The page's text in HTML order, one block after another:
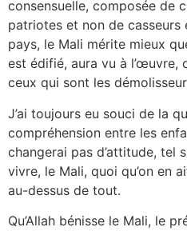
consensuelle, composée de
patriotes et non de casseurs
pays, le Mali mérite mieux
est édifié, aura vu à l’œuvre,
ceux qui sont les
J’ai toujours eu souci de la
compréhension entre les
changerai pas d’attitude, tel
vivre, le Mali, quoi qu’on en
au-dessus de tout.
Qu’Allah bénisse le Mali, le